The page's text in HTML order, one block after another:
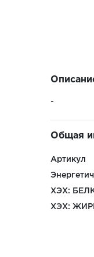
-
Общая
Артикул
ХЭХ:
ХЭХ: